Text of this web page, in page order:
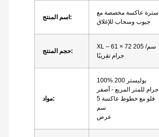
اسم المنتج:
سترة عاكسة مخصصة مع
جيوب وسحاب للإغلاق
حجم المنتج:
XL – 61 × 72 سم/ 205
جرام تقريبًا
مواد:
100% بوليستر 200
جرام للمتر المربع - أصفر
فلو مع خطوط عاكسة 5
عرض